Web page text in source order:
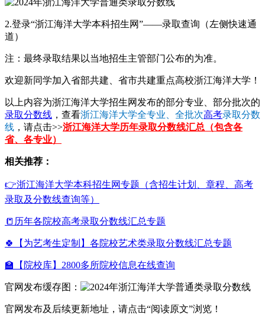
2.登录“浙江海洋大学本科招生网”——录取查询（左侧快速通
道）
注：最终录取结果以当地招生主管部门公布的为准。
欢迎新同学加入省部共建、省市共建重点高校浙江海洋大学！
以上内容为浙江海洋大学招生网发布的部分专业、部分批次的
录取分数线 ，查看浙江海洋大学全专业、全批次高考录取分数
线 ，请点击>>浙江海洋大学历年录取分数线汇总（包含各
省、各专业）
相关推荐：
👉浙江海洋大学本科招生网专题（含招生计划、章程、高考
录取及分数线查询等）
📒历年各院校高考录取分数线汇总专题
🍀【为艺考生定制】各院校艺术类录取分数线汇总专题
🏫【院校库】2800多所院校信息在线查询
官网发布缓存图：
官网发布及后续更新地址，请点击“阅读原文”浏览！